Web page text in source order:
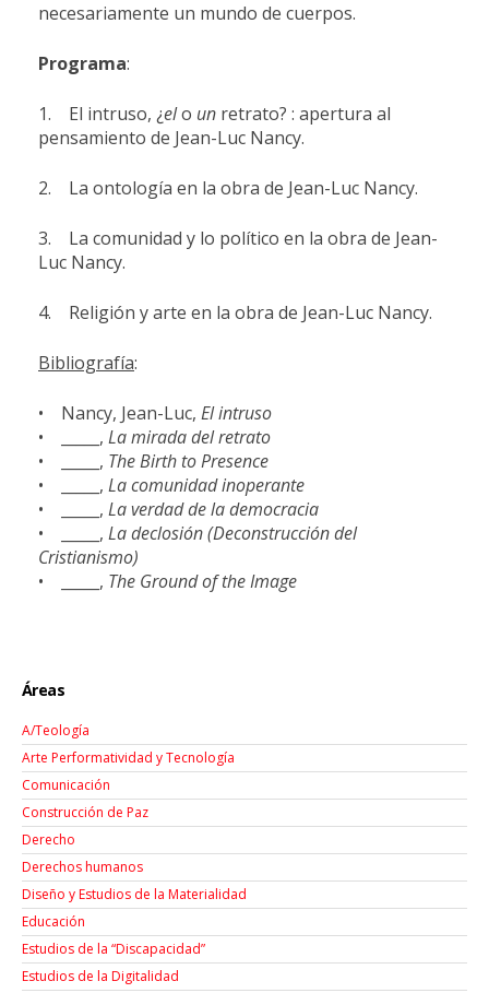
necesariamente un mundo de cuerpos.
Programa:
1. El intruso, ¿elo un retrato? : apertura al
pensamiento de Jean-Luc Nancy.
2. La ontología en la obra de Jean-Luc Nancy.
3. La comunidad y lo político en la obra de Jean-
Luc Nancy.
4. Religión y arte en la obra de Jean-Luc Nancy.
Bibliografía:
• Nancy, Jean-Luc, El intruso
• _____, La mirada del retrato
• _____, The Birth to Presence
• _____, La comunidad inoperante
• _____, La verdad de la democracia
• _____, La declosión (Deconstrucción del
Cristianismo)
• _____, The Ground of the Image
Áreas
A/Teología
Arte Performatividad y Tecnología
Comunicación
Construcción de Paz
Derecho
Derechos humanos
Diseño y Estudios de la Materialidad
Educación
Estudios de la “Discapacidad”
Estudios de la Digitalidad